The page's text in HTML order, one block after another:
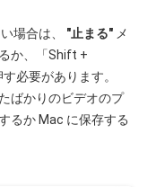
場合は、 "止まる" メ
か、「Shift +
必要があります。
ばかりのビデオのプ
るか Mac に保存する